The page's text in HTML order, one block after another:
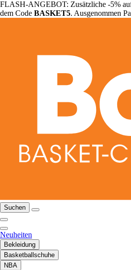
FLASH-ANGEBOT: Zusätzliche -5%
dem Code BASKET5. Ausgenommen
Suchen
Neuheiten
Bekleidung
Basketballschuhe
NBA